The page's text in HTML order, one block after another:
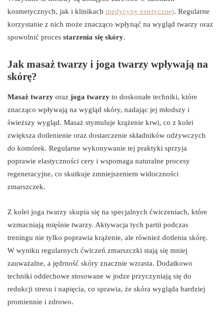
kosmetycznych, jak i klinikach medycyny estetycznej. Regularne
korzystanie z nich może znacząco wpłynąć na wygląd twarzy oraz
spowolnić proces starzenia się skóry.
Jak masaż twarzy i joga twarzy wpływają na
skórę?
Masaż twarzy oraz joga twarzy to doskonałe techniki, które
znacząco wpływają na wygląd skóry, nadając jej młodszy i
świeższy wygląd. Masaż stymuluje krążenie krwi, co z kolei
zwiększa dotlenienie oraz dostarczenie składników odżywczych
do komórek. Regularne wykonywanie tej praktyki sprzyja
poprawie elastyczności cery i wspomaga naturalne procesy
regeneracyjne, co skutkuje zmniejszeniem widoczności
zmarszczek.
Z kolei joga twarzy skupia się na specjalnych ćwiczeniach, które
wzmacniają mięśnie twarzy. Aktywacja tych partii podczas
treningu nie tylko poprawia krążenie, ale również dotlenia skórę.
W wyniku regularnych ćwiczeń zmarszczki stają się mniej
zauważalne, a jędrność skóry znacznie wzrasta. Dodatkowo
techniki oddechowe stosowane w jodze przyczyniają się do
redukcji stresu i napięcia, co sprawia, że skóra wygląda bardziej
promiennie i zdrowo.